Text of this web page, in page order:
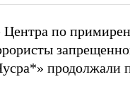
по
продолжали